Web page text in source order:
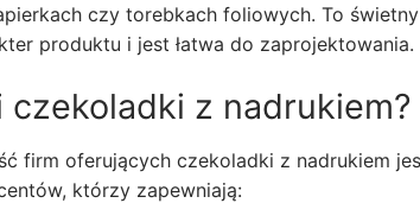
czy torebkach foliowych. To świetny
produktu i jest łatwa do zaprojektowania.
z nadrukiem?
firm oferujących czekoladki z nadrukiem
którzy zapewniają: